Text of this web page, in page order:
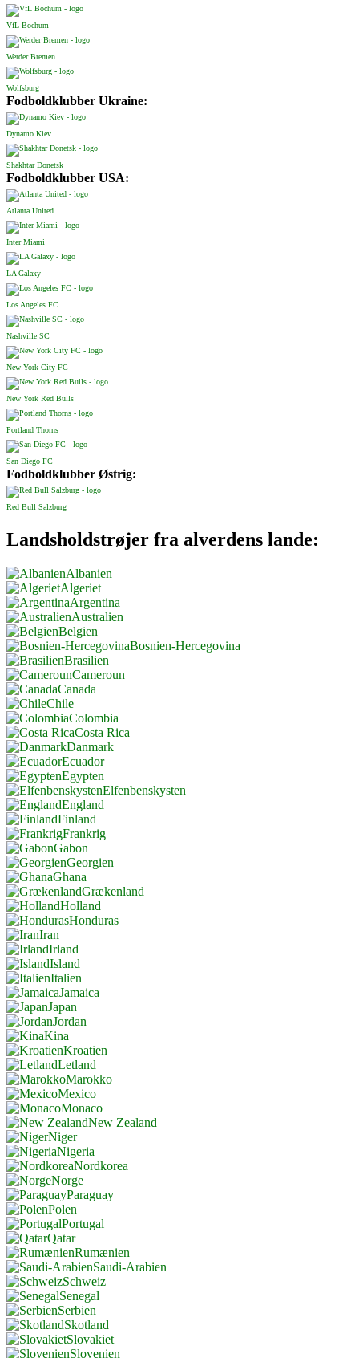
VfL Bochum
Werder Bremen
Wolfsburg
Fodboldklubber Ukraine:
Dynamo Kiev
Shakhtar Donetsk
Fodboldklubber USA:
Atlanta United
Inter Miami
LA Galaxy
Los Angeles FC
Nashville SC
New York City FC
New York Red Bulls
Portland Thorns
San Diego FC
Fodboldklubber Østrig:
Red Bull Salzburg
Landsholdstrøjer fra alverdens lande:
Albanien
Algeriet
Argentina
Australien
Belgien
Bosnien-Hercegovina
Brasilien
Cameroun
Canada
Chile
Colombia
Costa Rica
Danmark
Ecuador
Egypten
Elfenbenskysten
England
Finland
Frankrig
Gabon
Georgien
Ghana
Grækenland
Holland
Honduras
Iran
Irland
Island
Italien
Jamaica
Japan
Jordan
Kina
Kroatien
Letland
Marokko
Mexico
Monaco
New Zealand
Niger
Nigeria
Nordkorea
Norge
Paraguay
Polen
Portugal
Qatar
Rumænien
Saudi-Arabien
Schweiz
Senegal
Serbien
Skotland
Slovakiet
Slovenien